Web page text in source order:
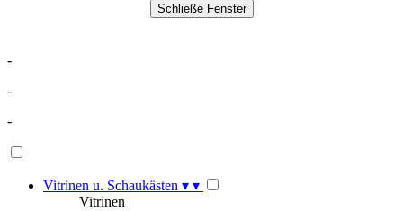
-
-
-
Vitrinen u. Schaukästen ▾ ▾
Vitrinen